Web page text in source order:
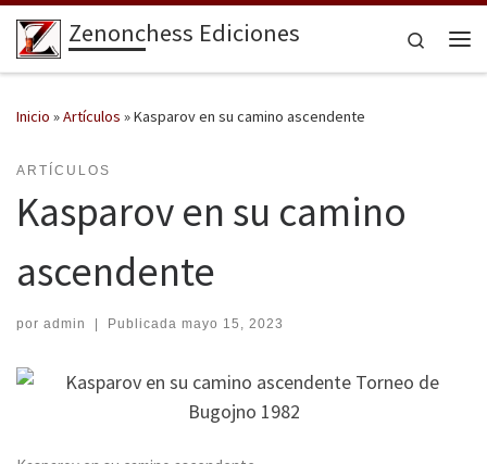
Saltar al contenido
Zenonchess Ediciones
Search
Inicio »Artículos »Kasparov en su camino ascendente
ARTÍCULOS
Kasparov en su camino
ascendente
por admin | Publicada mayo 15, 2023